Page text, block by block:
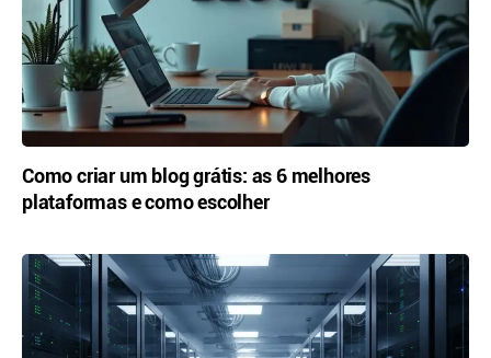
Como criar um blog grátis: as 6 melhores
plataformas e como escolher